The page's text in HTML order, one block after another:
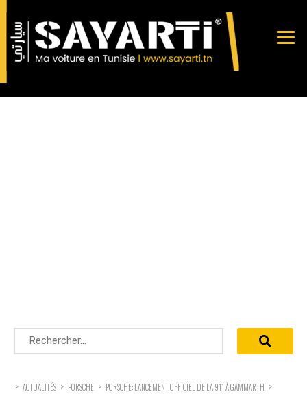
Rechercher :
> ACTUALITÉS > PORSCHE > PORSCHE: LANCEMENT OFFICIEL DE LA 911 À GAMMARTH >